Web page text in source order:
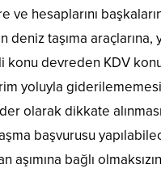
ve hesaplarını
taşıma araçlarına,
konu devreden KDV
yoluyla
olarak dikkate
başvurusu
bağlı